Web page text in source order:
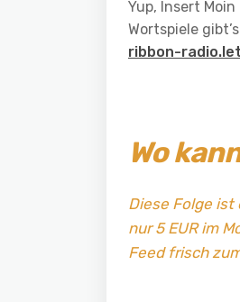
Yup, Insert
Wortspiele
ribbon-
Wo
Diese Folge
nur 5 EUR im
Feed frisch